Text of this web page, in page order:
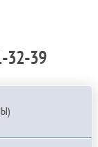
32-39